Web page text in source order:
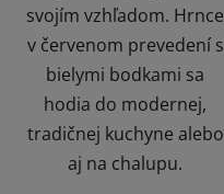
svojím vzhľadom. Hrnce
v červenom prevedení s
bielymi bodkami sa
hodia do modernej,
tradičnej kuchyne alebo
aj na chalupu.